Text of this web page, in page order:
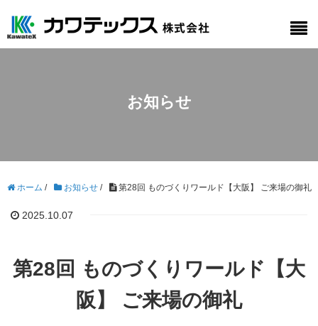
お知らせ
ホーム / お知らせ / 第28回 ものづくりワールド【大阪】 ご来場の御礼
2025.10.07
第28回 ものづくりワールド【大
阪】 ご来場の御礼